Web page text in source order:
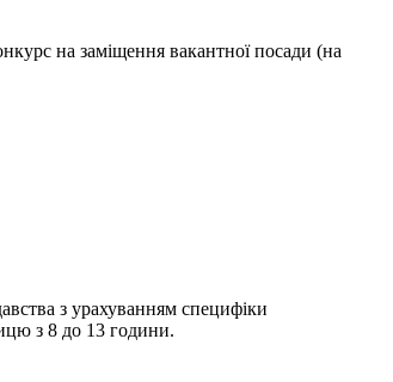
на заміщення вакантної посади (на
з урахуванням специфіки
з 8 до 13 години.